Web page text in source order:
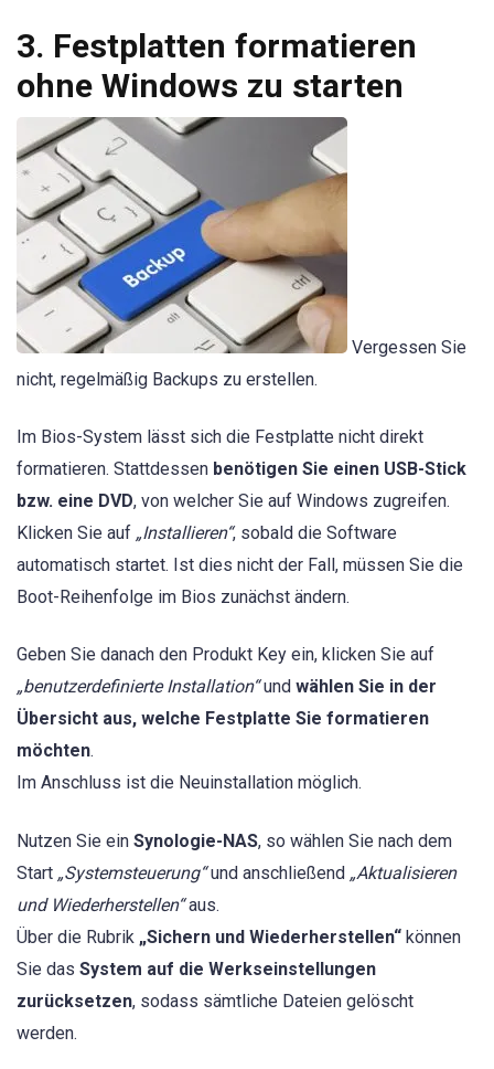
3. Festplatten formatieren
ohne Windows zu starten
Vergessen Sie
nicht, regelmäßig Backups zu erstellen.
Im Bios-System lässt sich die Festplatte nicht direkt
formatieren. Stattdessen benötigen Sie einen USB-Stick
bzw. eine DVD, von welcher Sie auf Windows zugreifen.
Klicken Sie auf „Installieren“, sobald die Software
automatisch startet. Ist dies nicht der Fall, müssen Sie die
Boot-Reihenfolge im Bios zunächst ändern.
Geben Sie danach den Produkt Key ein, klicken Sie auf
„benutzerdefinierte Installation“und wählen Sie in der
Übersicht aus, welche Festplatte Sie formatieren
möchten.
Im Anschluss ist die Neuinstallation möglich.
Nutzen Sie ein Synologie-NAS, so wählen Sie nach dem
Start „Systemsteuerung“und anschließend „Aktualisieren
und Wiederherstellen“aus.
Über die Rubrik „Sichern und Wiederherstellen“ können
Sie das System auf die Werkseinstellungen
zurücksetzen, sodass sämtliche Dateien gelöscht
werden.